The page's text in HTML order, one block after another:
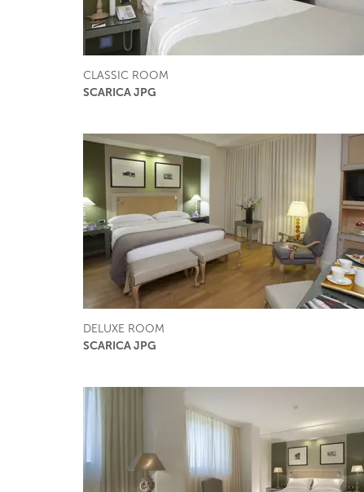
CLASSIC ROOM
SCARICA JPG
DELUXE ROOM
SCARICA JPG